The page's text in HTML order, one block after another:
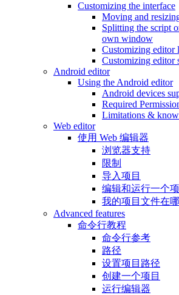
Customizing the interface
Moving and
Splitting the script
own window
Customizing editor
Customizing editor
Android editor
Using the Android editor
Android devices
Required
Limitations &
Web editor
使用 Web 编辑器
浏览器支持
限制
导入项目
编辑和运行一个
我的项目文件在
Advanced features
命令行教程
命令行参考
路径
设置项目路径
创建一个项目
运行编辑器